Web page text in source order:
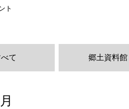
代官屋敷について
ト
て 郷土資料館